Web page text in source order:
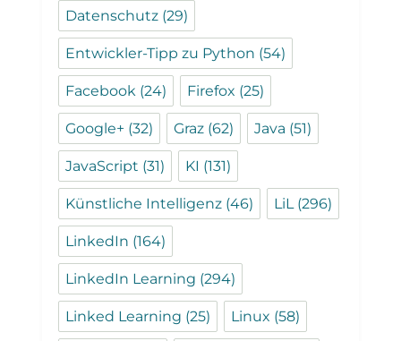
Datenschutz (29)
Entwickler-Tipp zu Python (54)
Facebook (24) Firefox (25)
Google+ (32) Graz (62) Java (51)
JavaScript (31) KI (131)
Künstliche Intelligenz (46) LiL(296)
LinkedIn (164)
LinkedIn Learning (294)
Linked Learning (25) Linux (58)